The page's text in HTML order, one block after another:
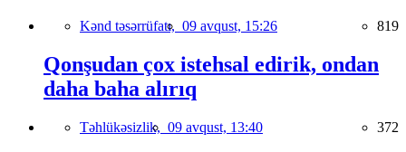
Kənd təsərrüfatı, 09 avqust, 15:26 819
Qonşudan çox istehsal edirik, ondan
daha baha alırıq
Təhlükəsizlik, 09 avqust, 13:40 372